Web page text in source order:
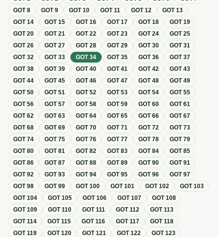
GOT8 GOT9 GOT10 GOT11 GOT12 GOT13
GOT14 GOT15 GOT16 GOT17 GOT18 GOT19
GOT20 GOT21 GOT22 GOT23 GOT24 GOT25
GOT26 GOT27 GOT28 GOT29 GOT30 GOT31
GOT32 GOT33 GOT34 GOT35 GOT36 GOT37
GOT38 GOT39 GOT40 GOT41 GOT42 GOT43
GOT44 GOT45 GOT46 GOT47 GOT48 GOT49
GOT50 GOT51 GOT52 GOT53 GOT54 GOT55
GOT56 GOT57 GOT58 GOT59 GOT60 GOT61
GOT62 GOT63 GOT64 GOT65 GOT66 GOT67
GOT68 GOT69 GOT70 GOT71 GOT72 GOT73
GOT74 GOT75 GOT76 GOT77 GOT78 GOT79
GOT80 GOT81 GOT82 GOT83 GOT84 GOT85
GOT86 GOT87 GOT88 GOT89 GOT90 GOT91
GOT92 GOT93 GOT94 GOT95 GOT96 GOT97
GOT98 GOT99 GOT100 GOT101 GOT102 GOT103
GOT104 GOT105 GOT106 GOT107 GOT108
GOT109 GOT110 GOT111 GOT112 GOT113
GOT114 GOT115 GOT116 GOT117 GOT118
GOT119 GOT120 GOT121 GOT122 GOT123